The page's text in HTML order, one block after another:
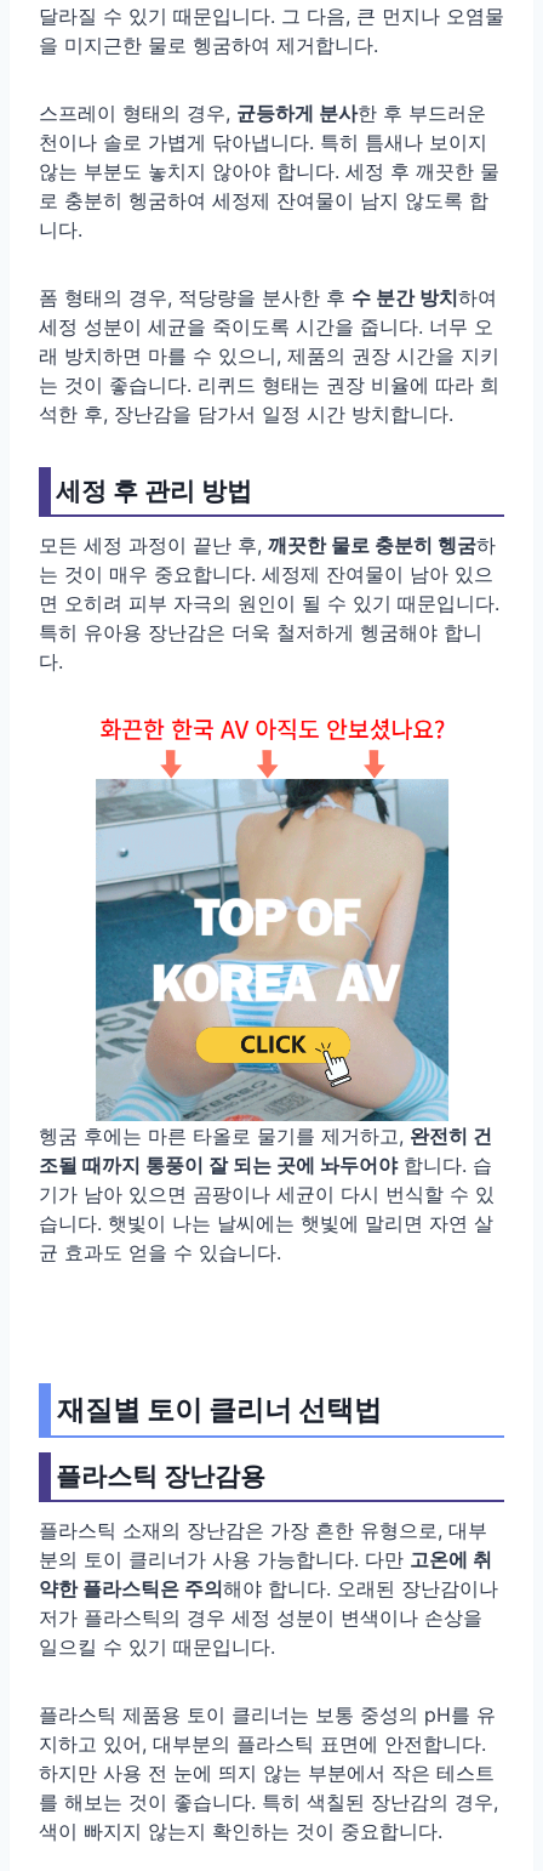
달라질 수 있기 때문입니다. 그 다음, 큰 먼지나 오염물
을 미지근한 물로 헹굼하여 제거합니다.
스프레이 형태의 경우, 균등하게 분사한 후 부드러운
천이나 솔로 가볍게 닦아냅니다. 특히 틈새나 보이지
않는 부분도 놓치지 않아야 합니다. 세정 후 깨끗한 물
로 충분히 헹굼하여 세정제 잔여물이 남지 않도록 합
니다.
폼 형태의 경우, 적당량을 분사한 후 수 분간 방치하여
세정 성분이 세균을 죽이도록 시간을 줍니다. 너무 오
래 방치하면 마를 수 있으니, 제품의 권장 시간을 지키
는 것이 좋습니다. 리퀴드 형태는 권장 비율에 따라 희
석한 후, 장난감을 담가서 일정 시간 방치합니다.
세정 후 관리 방법
모든 세정 과정이 끝난 후, 깨끗한 물로 충분히 헹굼하
는 것이 매우 중요합니다. 세정제 잔여물이 남아 있으
면 오히려 피부 자극의 원인이 될 수 있기 때문입니다.
특히 유아용 장난감은 더욱 철저하게 헹굼해야 합니
다.
헹굼 후에는 마른 타올로 물기를 제거하고, 완전히 건
조될 때까지 통풍이 잘 되는 곳에 놔두어야합니다. 습
기가 남아 있으면 곰팡이나 세균이 다시 번식할 수 있
습니다. 햇빛이 나는 날씨에는 햇빛에 말리면 자연 살
균 효과도 얻을 수 있습니다.
재질별 토이 클리너 선택법
플라스틱 장난감용
플라스틱 소재의 장난감은 가장 흔한 유형으로, 대부
분의 토이 클리너가 사용 가능합니다. 다만 고온에 취
약한 플라스틱은 주의해야 합니다. 오래된 장난감이나
저가 플라스틱의 경우 세정 성분이 변색이나 손상을
일으킬 수 있기 때문입니다.
플라스틱 제품용 토이 클리너는 보통 중성의 pH를 유
지하고 있어, 대부분의 플라스틱 표면에 안전합니다.
하지만 사용 전 눈에 띄지 않는 부분에서 작은 테스트
를 해보는 것이 좋습니다. 특히 색칠된 장난감의 경우,
색이 빠지지 않는지 확인하는 것이 중요합니다.